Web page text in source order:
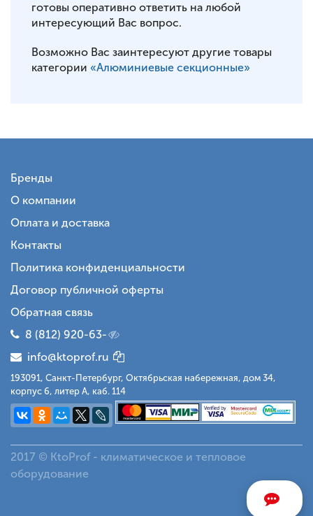
готовы оперативно ответить на любой
интересующий Вас вопрос.
Возможно Вас заинтересуют другие товары
категории «Алюминиевые секционные»
Бренды
О компании
Оплата и доставка
Контакты
Политика конфиденциальности
Договор публичной оферты
Обратная связь
8 (812) 920-63-
info@ktoprof.ru
193091, Санкт-Петербург, Октябрьская набережная, дом 34,
корпус 6, литер А, каб. 114
2017 © KtoProf - климатическое и тепловое
оборудование